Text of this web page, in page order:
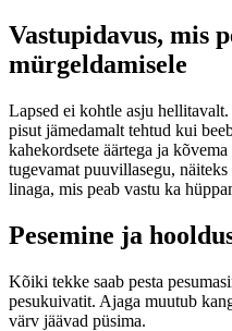
Vastupidavus, mis
mürgeldamisele
Lapsed ei kohtle asju
pisut jämedamalt tehtud kui
kahekordsete äärtega ja
tugevamat puuvillasegu,
linaga, mis peab vastu ka
Pesemine ja
Kõiki tekke saab pesta
pesukuivatit. Ajaga muutub
värv jäävad püsima.